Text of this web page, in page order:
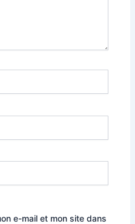
e-mail et mon site dans